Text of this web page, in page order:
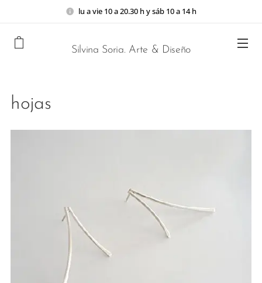
lu a vie 10 a 20.30 h y sáb 10 a 14 h
Silvina Soria. Arte & Diseño
hojas